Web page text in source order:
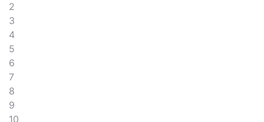
2
3
4
5
6
7
8
9
10